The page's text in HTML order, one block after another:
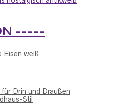
-----
Eisen weiß
Drin und Draußen
Stil